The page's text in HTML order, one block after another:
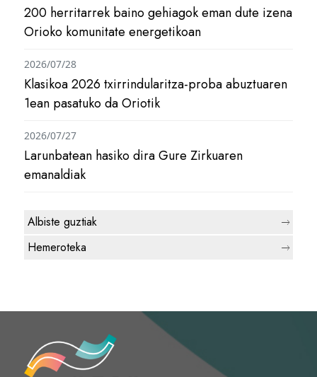
200 herritarrek baino gehiagok eman dute izena
Orioko komunitate energetikoan
Klasikoa 2026 txirrindularitza-proba abuztuaren
1ean pasatuko da Oriotik
2026/07/28
Larunbatean hasiko dira Gure Zirkuaren
emanaldiak
2026/07/27
Albiste guztiak
Hemeroteka